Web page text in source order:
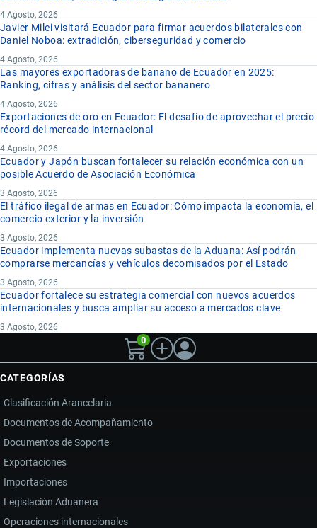
4 Agosto, 2026
Javier Milei visitará Ecuador para firmar acuerdos bilaterales con
Daniel Noboa: extradición, ciberseguridad y comercio
4 Agosto, 2026
Las mayores exportadoras de banano de Ecuador en 2025:
Ranking, cifras y análisis del sector bananero
4 Agosto, 2026
Exportaciones de oro en Ecuador: El desafío de aprovechar el precio
récord del mercado internacional
4 Agosto, 2026
Ecuador y Japón buscan fortalecer su relación económica con un
posible Acuerdo de Asociación Económica
3 Agosto, 2026
El tráfico ilegal de armas en Ecuador: Cómo impacta la economía, el
comercio exterior y la inversión
3 Agosto, 2026
Ecuador implementa nuevas subastas de la Aduana: Así podrán
comprarse mercancías y vehículos decomisados por el Estado
3 Agosto, 2026
Ecuador fortalece su estrategia comercial con nuevos acuerdos
internacionales y busca ampliar su acceso a mercados clave
3 Agosto, 2026
0
CATEGORÍAS
Clasificación Arancelaria
Documentos de Acompañamiento
Documentos de Soporte
Exportaciones
Importaciones
Legislación Aduanera
Operaciones internacionales